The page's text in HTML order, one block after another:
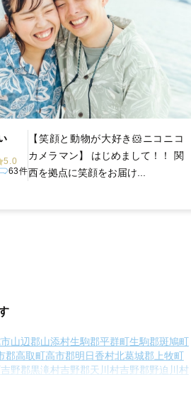
5.0
63件
【笑顔と動物が大好き🐹ニコニコ
カメラマン】 はじめまして！！ 関
西を拠点に笑顔をお届け...
山辺郡山添村生駒郡平群町生駒郡斑鳩町
郡高取町高市郡明日香村北葛城郡上牧町
吉野郡黒滝村吉野郡天川村吉野郡野迫川村